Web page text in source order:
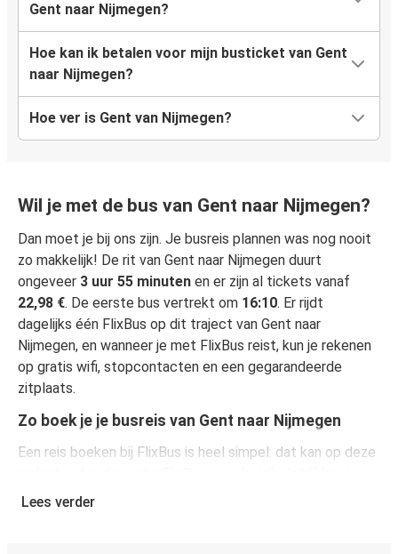
Gent naar Nijmegen?
Hoe kan ik betalen voor mijn busticket van Gent
naar Nijmegen?
Hoe ver is Gent van Nijmegen?
Wil je met de bus van Gent naar Nijmegen?
Dan moet je bij ons zijn. Je busreis plannen was nog nooit
zo makkelijk! De rit van Gent naar Nijmegen duurt
ongeveer 3 uur 55 minuten en er zijn al tickets vanaf
22,98 €. De eerste bus vertrekt om 16:10. Er rijdt
dagelijks één FlixBus op dit traject van Gent naar
Nijmegen, en wanneer je met FlixBus reist, kun je rekenen
op gratis wifi, stopcontacten en een gegarandeerde
zitplaats.
Zo boek je je busreis van Gent naar Nijmegen
Een reis boeken bij FlixBus is heel simpel: dat kan op deze
het geregeld! Als je online je ticket koopt van Gent naar
Lees verder